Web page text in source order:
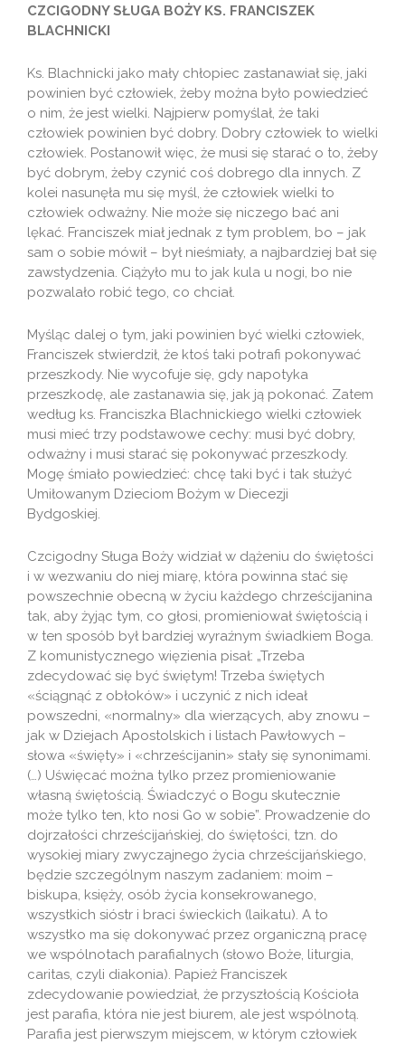
CZCIGODNY SŁUGA BOŻY KS. FRANCISZEK
BLACHNICKI
Ks. Blachnicki jako mały chłopiec zastanawiał się, jaki
powinien być człowiek, żeby można było powiedzieć
o nim, że jest wielki. Najpierw pomyślał, że taki
człowiek powinien być dobry. Dobry człowiek to wielki
człowiek. Postanowił więc, że musi się starać o to, żeby
być dobrym, żeby czynić coś dobrego dla innych. Z
kolei nasunęła mu się myśl, że człowiek wielki to
człowiek odważny. Nie może się niczego bać ani
lękać. Franciszek miał jednak z tym problem, bo – jak
sam o sobie mówił – był nieśmiały, a najbardziej bał się
zawstydzenia. Ciążyło mu to jak kula u nogi, bo nie
pozwalało robić tego, co chciał.
Myśląc dalej o tym, jaki powinien być wielki człowiek,
Franciszek stwierdził, że ktoś taki potrafi pokonywać
przeszkody. Nie wycofuje się, gdy napotyka
przeszkodę, ale zastanawia się, jak ją pokonać. Zatem
według ks. Franciszka Blachnickiego wielki człowiek
musi mieć trzy podstawowe cechy: musi być dobry,
odważny i musi starać się pokonywać przeszkody.
Mogę śmiało powiedzieć: chcę taki być i tak służyć
Umiłowanym Dzieciom Bożym w Diecezji
Bydgoskiej.
Czcigodny Sługa Boży widział w dążeniu do świętości
i w wezwaniu do niej miarę, która powinna stać się
powszechnie obecną w życiu każdego chrześcijanina
tak, aby żyjąc tym, co głosi, promieniował świętością i
w ten sposób był bardziej wyraźnym świadkiem Boga.
Z komunistycznego więzienia pisał: „Trzeba
zdecydować się być świętym! Trzeba świętych
«ściągnąć z obłoków» i uczynić z nich ideał
powszedni, «normalny» dla wierzących, aby znowu –
jak w Dziejach Apostolskich i listach Pawłowych –
słowa «święty» i «chrześcijanin» stały się synonimami.
(…) Uświęcać można tylko przez promieniowanie
własną świętością. Świadczyć o Bogu skutecznie
może tylko ten, kto nosi Go w sobie”. Prowadzenie do
dojrzałości chrześcijańskiej, do świętości, tzn. do
wysokiej miary zwyczajnego życia chrześcijańskiego,
będzie szczególnym naszym zadaniem: moim –
biskupa, księży, osób życia konsekrowanego,
wszystkich sióstr i braci świeckich (laikatu). A to
wszystko ma się dokonywać przez organiczną pracę
we wspólnotach parafialnych (słowo Boże, liturgia,
caritas, czyli diakonia). Papież Franciszek
zdecydowanie powiedział, że przyszłością Kościoła
jest parafia, która nie jest biurem, ale jest wspólnotą.
Parafia jest pierwszym miejscem, w którym człowiek